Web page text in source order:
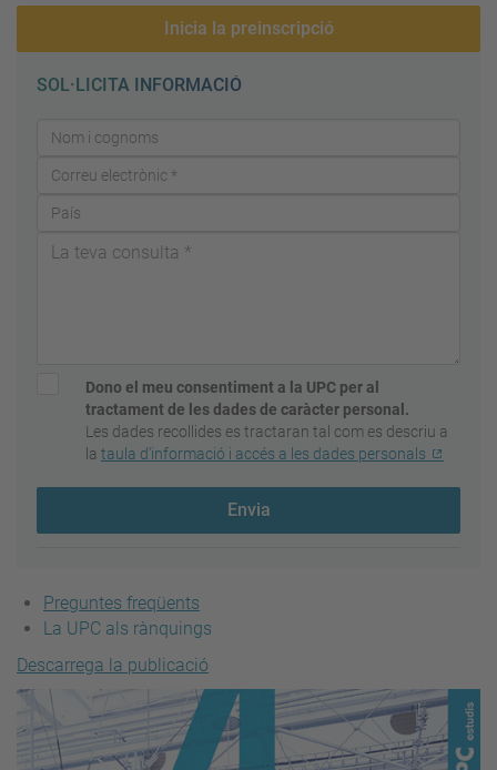
Inicia la preinscripció
SOL·LICITA INFORMACIÓ
Dono el meu consentiment a la UPC per al
tractament de les dades de caràcter personal.
Les dades recollides es tractaran tal com es descriu a
la taula d'informació i accés a les dades personals
Envia
Preguntes freqüents
La UPC als rànquings
Descarrega la publicació